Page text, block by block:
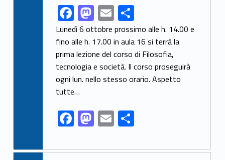
Link identifier share facebook archive #share-link-archive-38161F
ac
e
b
o
o
k
M
as
to
d
o
E
m
ai
l
S
h
ar
e
Lunedì 6 ottobre prossimo alle h. 14.00 e
fino alle h. 17.00 in aula 16 si terrà la
prima lezione del corso di Filosofia,
tecnologia e società. Il corso proseguirà
ogni lun. nello stesso orario. Aspetto
tutte…
F
ac
e
M
as
to
E
m
ai
S
ar